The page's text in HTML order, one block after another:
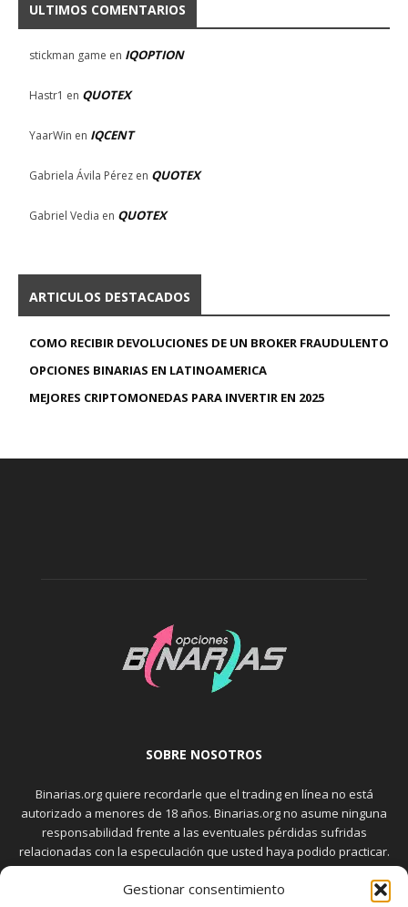
Gestionar consentimiento
ULTIMOS COMENTARIOS
stickman game en IQOPTION
Hastr1 en QUOTEX
YaarWin en IQCENT
Gabriela Ávila Pérez en QUOTEX
Gabriel Vedia en QUOTEX
ARTICULOS DESTACADOS
COMO RECIBIR DEVOLUCIONES DE UN BROKER FRAUDULENTO
OPCIONES BINARIAS EN LATINOAMERICA
MEJORES CRIPTOMONEDAS PARA INVERTIR EN 2025
SOBRE NOSOTROS
Binarias.org quiere recordarle que el trading en línea no está
autorizado a menores de 18 años. Binarias.org no asume ninguna
responsabilidad frente a las eventuales pérdidas sufridas
relacionadas con la especulación que usted haya podido practicar.
El trading en el mercado de opciones binarias implica riesgos
elevados. Usted debe conocer y aceptar estos riesgos, que